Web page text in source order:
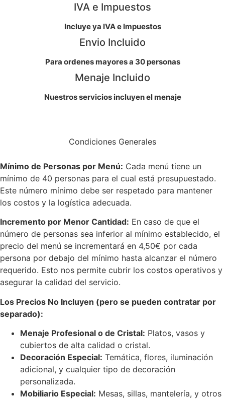
IVA e Impuestos
Incluye ya IVA e Impuestos
Envio Incluido
Para ordenes mayores a 30 personas
Menaje Incluido
Nuestros servicios incluyen el menaje
Condiciones Generales
Mínimo de Personas por Menú: Cada menú tiene un
mínimo de 40 personas para el cual está presupuestado.
Este número mínimo debe ser respetado para mantener
los costos y la logística adecuada.
Incremento por Menor Cantidad: En caso de que el
número de personas sea inferior al mínimo establecido, el
precio del menú se incrementará en 4,50€ por cada
persona por debajo del mínimo hasta alcanzar el número
requerido. Esto nos permite cubrir los costos operativos y
asegurar la calidad del servicio.
Los Precios No Incluyen (pero se pueden contratar por
separado):
Menaje Profesional o de Cristal: Platos, vasos y
cubiertos de alta calidad o cristal.
Decoración Especial: Temática, flores, iluminación
adicional, y cualquier tipo de decoración
personalizada.
Mobiliario Especial: Mesas, sillas, mantelería, y otros